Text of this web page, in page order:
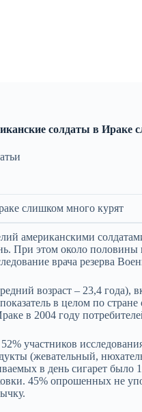
солдаты в Ираке
слишком много курят
американскими
При этом около
врача резерва
возраст – 23,4 года),
в целом по стране
в 2004 году
участников
(жевательный,
в день сигарет было
45% опрошенных не